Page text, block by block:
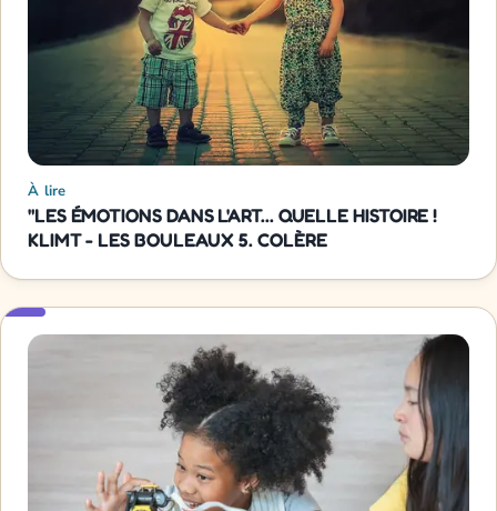
À lire
"LES ÉMOTIONS DANS L'ART... QUELLE HISTOIRE !
KLIMT - LES BOULEAUX 5. COLÈRE